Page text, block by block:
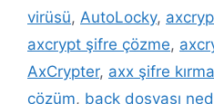
virüsü, AutoLocky,
axcrypt şifre çözme,
AxCrypter, axx şifre
çözüm, back dosyası